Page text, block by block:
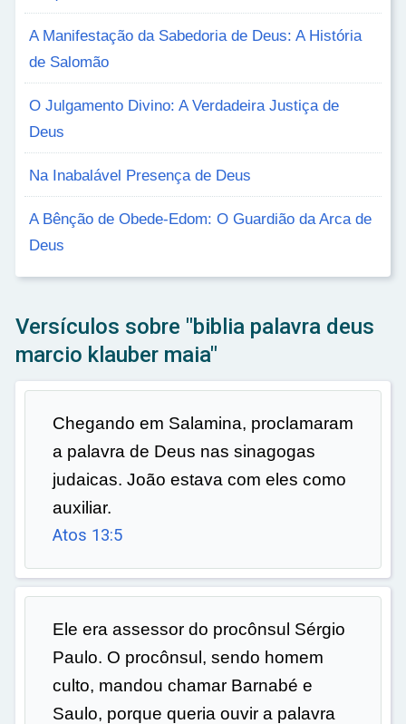
A Manifestação da Sabedoria de Deus: A História
de Salomão
O Julgamento Divino: A Verdadeira Justiça de
Deus
Na Inabalável Presença de Deus
A Bênção de Obede-Edom: O Guardião da Arca de
Deus
Versículos sobre "biblia palavra deus
marcio klauber maia"
Chegando em Salamina, proclamaram
a palavra de Deus nas sinagogas
judaicas. João estava com eles como
auxiliar.
Atos 13:5
Ele era assessor do procônsul Sérgio
Paulo. O procônsul, sendo homem
culto, mandou chamar Barnabé e
Saulo, porque queria ouvir a palavra